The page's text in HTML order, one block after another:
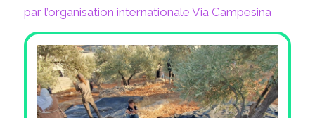
par l’organisation internationale Via Campesina